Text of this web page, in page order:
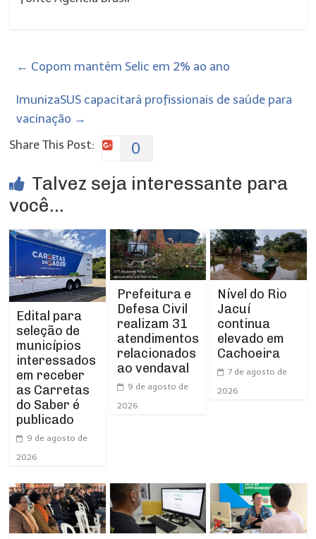
← Copom mantém Selic em 2% ao ano
ImunizaSUS capacitará profissionais de saúde para
vacinação →
Share This Post:
0
Talvez seja interessante para
você...
Edital para
seleção de
municípios
interessados
em receber
as Carretas
do Saber é
publicado
9 de agosto de
2026
Prefeitura e
Defesa Civil
realizam 31
atendimentos
relacionados
ao vendaval
9 de agosto de
2026
Nível do Rio
Jacuí
continua
elevado em
Cachoeira
7 de agosto de
2026